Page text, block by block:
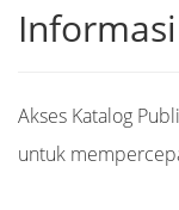
Informasi
Akses Katalog
untuk